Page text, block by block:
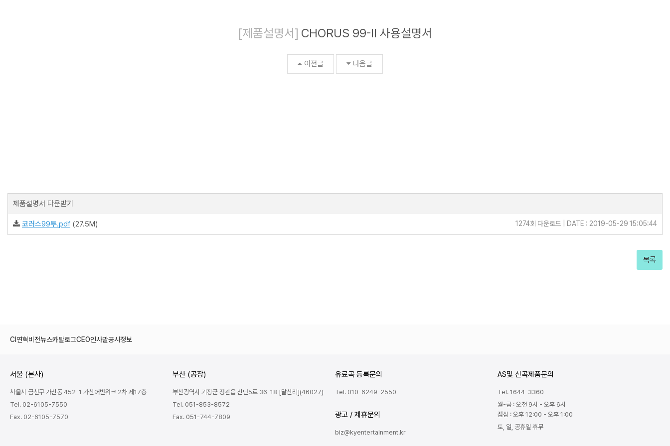
[제품설명서] CHORUS 99-Ⅱ 사용설명서
이전글 다음글
제품설명서 다운받기
코러스99투.pdf (27.5M) 1274회 다운로드 | DATE : 2019-05-29 15:05:44
목록
CI연혁비전뉴스카탈로그CEO인사말공시정보
서울 (본사)
서울시 금천구 가산동 452-1 가산어반워크 2차 제17층
Tel. 02-6105-7550
Fax. 02-6105-7570
부산 (공장)
부산광역시 기장군 정관읍 산단5로 36-18 [달산리](46027)
Tel. 051-853-8572
Fax. 051-744-7809
유료곡 등록문의
Tel. 010-6249-2550
광고 / 제휴문의
biz@kyentertainment.kr
AS및 신곡제품문의
Tel. 1644-3360
월-금 : 오전 9시 - 오후 6시
점심 : 오후 12:00 - 오후 1:00
토, 일, 공휴일 휴무